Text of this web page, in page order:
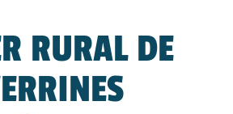
RURAL DE